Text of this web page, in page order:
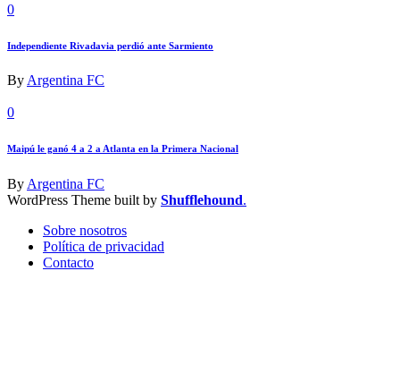
0
Independiente Rivadavia perdió ante Sarmiento
ByArgentina FC
0
Maipú le ganó 4 a 2 a Atlanta en la Primera Nacional
ByArgentina FC
WordPress Theme built by Shufflehound.
Sobre nosotros
Política de privacidad
Contacto